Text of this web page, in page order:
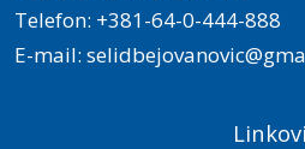
Telefon: +381-64-0-444-888
E-mail:
Linkovi